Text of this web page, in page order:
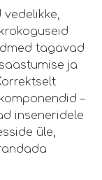
tagavad
ja
–
inseneridele
üle,